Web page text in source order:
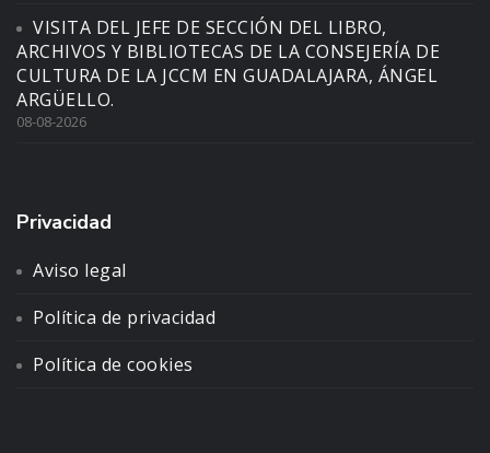
VISITA DEL JEFE DE SECCIÓN DEL LIBRO,
ARCHIVOS Y BIBLIOTECAS DE LA CONSEJERÍA DE
CULTURA DE LA JCCM EN GUADALAJARA, ÁNGEL
ARGÜELLO.
08-08-2026
Privacidad
Aviso legal
Política de privacidad
Política de cookies